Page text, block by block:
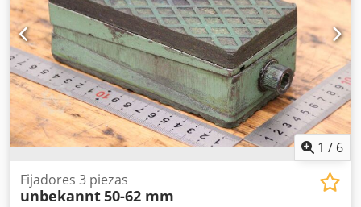
1 / 6
Fijadores 3 piezas
unbekannt50-62 mm